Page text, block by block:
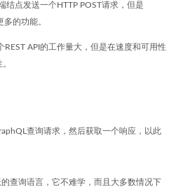
结点发送一个HTTP POST请求，但是
的功能。
REST API的工作量大，但是在速度和可用性
查询请求，然后获取一个响应，以此
查询语言，它不难学，而且大多数情况下